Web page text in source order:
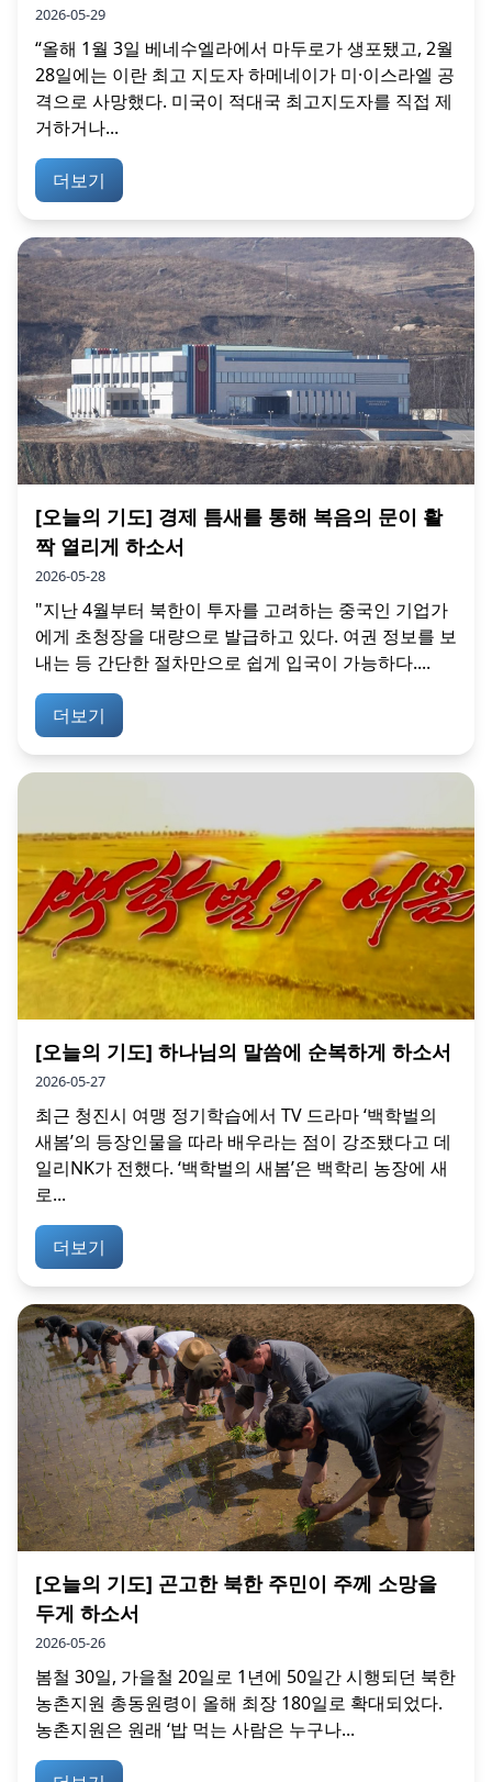
2026-05-29
“올해 1월 3일 베네수엘라에서 마두로가 생포됐고, 2월
28일에는 이란 최고 지도자 하메네이가 미·이스라엘 공
격으로 사망했다. 미국이 적대국 최고지도자를 직접 제
거하거나...
더보기
[오늘의 기도] 경제 틈새를 통해 복음의 문이 활
짝 열리게 하소서
2026-05-28
"지난 4월부터 북한이 투자를 고려하는 중국인 기업가
에게 초청장을 대량으로 발급하고 있다. 여권 정보를 보
내는 등 간단한 절차만으로 쉽게 입국이 가능하다....
더보기
[오늘의 기도] 하나님의 말씀에 순복하게 하소서
2026-05-27
최근 청진시 여맹 정기학습에서 TV 드라마 ‘백학벌의
새봄’의 등장인물을 따라 배우라는 점이 강조됐다고 데
일리NK가 전했다. ‘백학벌의 새봄’은 백학리 농장에 새
로...
더보기
[오늘의 기도] 곤고한 북한 주민이 주께 소망을
두게 하소서
2026-05-26
봄철 30일, 가을철 20일로 1년에 50일간 시행되던 북한
농촌지원 총동원령이 올해 최장 180일로 확대되었다.
농촌지원은 원래 ‘밥 먹는 사람은 누구나...